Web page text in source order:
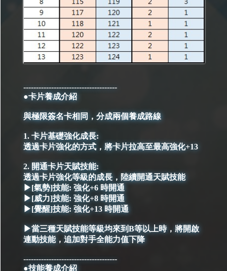
-------------------------------------
●卡片養成介紹
與極限簽名卡相同，分成兩個養成路線
1. 卡片基礎強化成長:
透過卡片強化的方式，將卡片拉高至最高強化+13
2. 開通卡片天賦技能:
透過卡片強化等級的成長，陸續開通天賦技能
▶[氣勢]技能: 強化+6 時開通
▶[威力]技能: 強化+8 時開通
▶[覺醒]技能: 強化+13 時開通
▶當三種天賦技能等級均來到B等以上時，將開啟
連動技能，追加對手全能力值下降
-------------------------------------
●技能養成介紹